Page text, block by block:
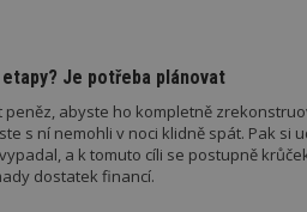
Je potřeba plánovat
peněz, abyste ho kompletně
s ní nemohli v noci klidně spát. Pak si
a k tomuto cíli se postupně
dostatek financí.
www.estav.cz
53
sekund
Google LLC
.estav.cz
1 rok